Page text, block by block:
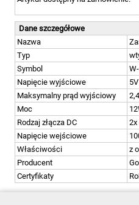
Dane szczegółowe
Nazwa
Typ
Symbol
Napięcie wyjściowe
Maksymalny prąd wyjściowy
Moc
Rodzaj złącza DC
2x
Napięcie wejściowe
Właściwości
z
Producent
Certyfikaty